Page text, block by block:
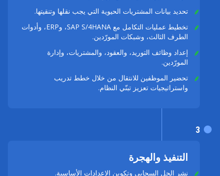
تحديد بيانات المشتريات الحيوية التي يجب نقلها وتنقيتها.
تخطيط عمليات التكامل مع SAP S/4HANA، وERP، وأدوات
الطرف الثالث، وشبكات المورّدين.
إعداد وظائف التوريد، والعقود، والمشتريات، وإدارة
المورّدين.
تحضير الموظفين للانتقال من خلال خطط تدريب
واستراتيجيات تعزيز تبنّي النظام.
التنفيذ والهجرة
نشر الحل السحابي وتكوين الإعدادات الأساسية.
3